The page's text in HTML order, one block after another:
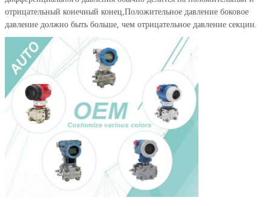
отрицательный конечный конец,Положительное давление боковое
давление должно быть больше, чем отрицательное давление секции.